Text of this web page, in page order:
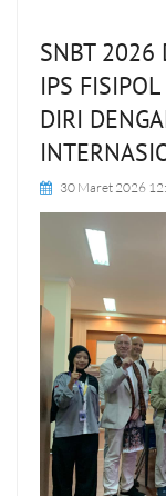
SNBT 2026
IPS
DIRI
30 Maret 2026